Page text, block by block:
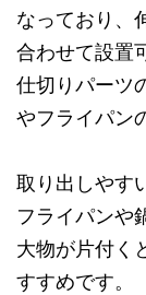
なっており、
合わせて設置
仕切りパーツ
やフライパン
取り出しやす
フライパンや
大物が片付く
すすめです。